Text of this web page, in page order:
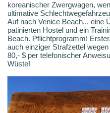
koreanischer Zwergwagen,
ultimative
Auf nach Venice Beach... eine
patinierten Hostel und ein
Beach. Pflichtprogramm!
auch einziger Strafzettel
80,- $ per telefonischer
Wüste!